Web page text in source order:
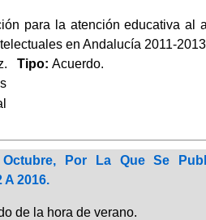
para la atención educa­tiva al
en Andalucía 2011-
Tipo: Acuerdo.
Octubre, Por La Que Se
2016.
de la hora de verano.